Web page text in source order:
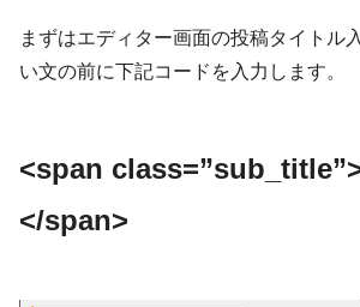
まずはエディター画面の投稿タイトル
い文の前に下記コードを入力します。
<span
</span>